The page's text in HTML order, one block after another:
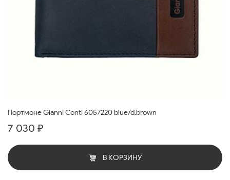
Портмоне Gianni Conti 6057220 blue/d.brown
7 030 ₽
В КОРЗИНУ